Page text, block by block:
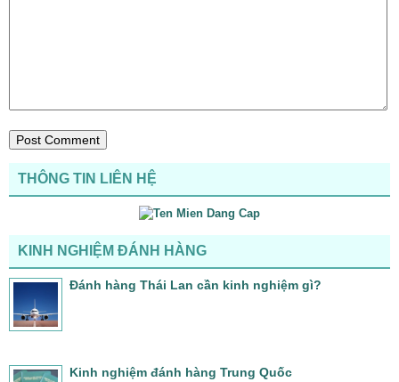
THÔNG TIN LIÊN HỆ
KINH NGHIỆM ĐÁNH HÀNG
Đánh hàng Thái Lan cần kinh nghiệm gì?
Kinh nghiệm đánh hàng Trung Quốc